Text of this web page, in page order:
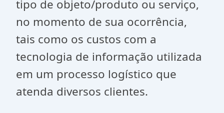
tipo de objeto/produto ou serviço,
no momento de sua ocorrência,
tais como os custos com a
tecnologia de informação utilizada
em um processo logístico que
atenda diversos clientes.